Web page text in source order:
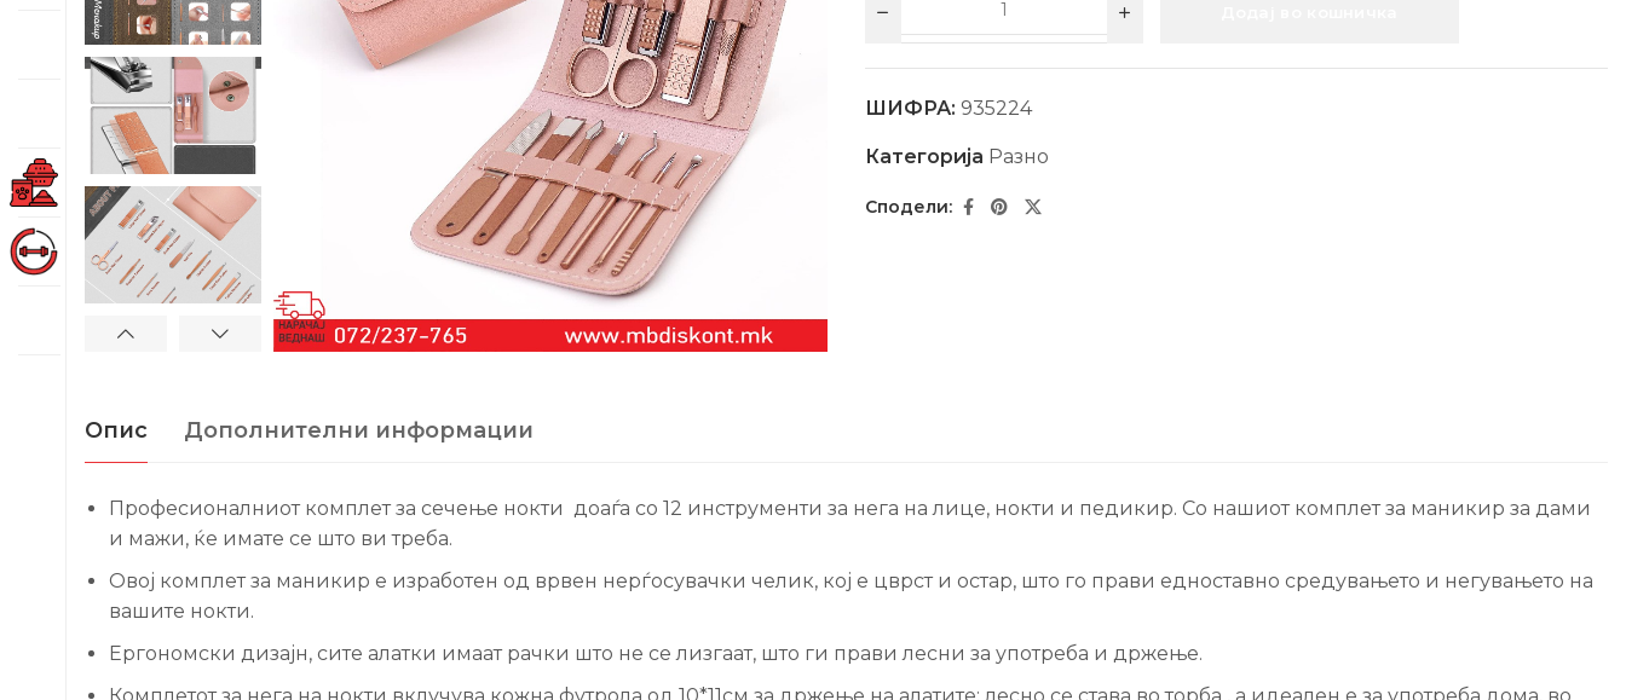
ШИФРА: 935224
Категорија Разно
Опис Дополнителни информации
Професионалниот комплет за сечење нокти доаѓа со 12 инструменти за нега на лице, нокти и педикир. Со нашиот комплет за маникир за дами
и мажи, ќе имате се што ви треба.
Овој комплет за маникир е изработен од врвен нерѓосувачки челик, кој е цврст и остар, што го прави едноставно средувањето и негувањето на
вашите нокти.
Ергономски дизајн, сите алатки имаат рачки што не се лизгаат, што ги прави лесни за употреба и држење.